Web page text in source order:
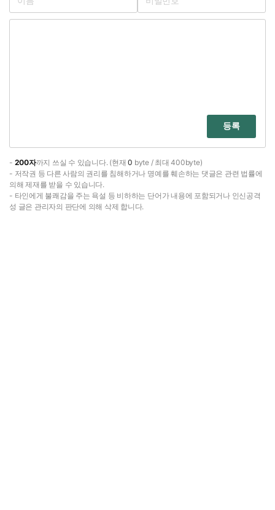
등록
- 200자까지 쓰실 수 있습니다. (현재0 byte / 최대 400byte)
- 저작권 등 다른 사람의 권리를 침해하거나 명예를 훼손하는 댓글은 관련 법률에
의해 제재를 받을 수 있습니다.
- 타인에게 불쾌감을 주는 욕설 등 비하하는 단어가 내용에 포함되거나 인신공격
성 글은 관리자의 판단에 의해 삭제 합니다.